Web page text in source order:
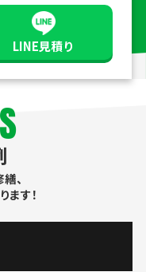
LINE見積り
、
ます！